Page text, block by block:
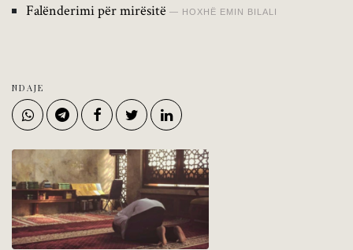
Falënderimi për mirësitë HOXHË EMIN BILALI
NDAJE